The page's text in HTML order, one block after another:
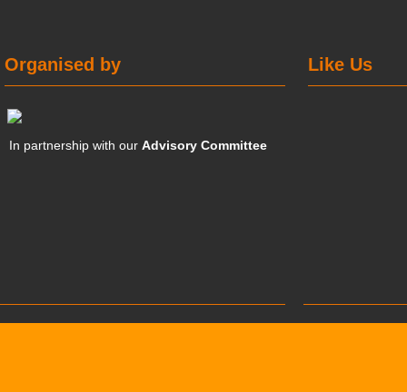
Like Us
Organised by
In partnership with ourAdvisory Committee